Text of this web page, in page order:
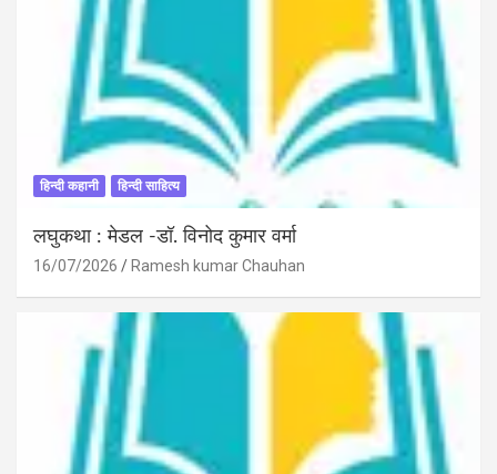
हिन्दी कहानी हिन्दी साहित्य
लघुकथा : मेडल -डॉ. विनोद कुमार वर्मा
16/07/2026 Ramesh kumar Chauhan